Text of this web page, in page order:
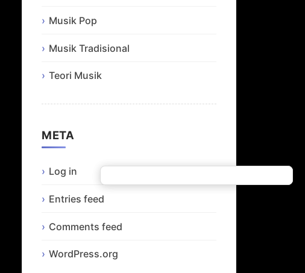
Musik Pop
Musik Tradisional
Teori Musik
META
Log in
Entries feed
Comments feed
WordPress.org